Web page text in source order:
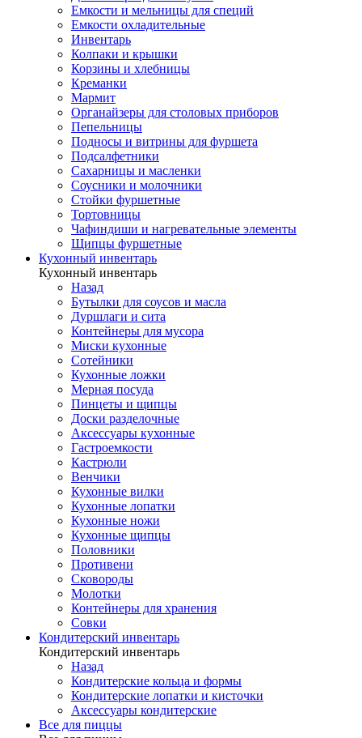
Емкости и мельницы для специй
Емкости охладительные
Инвентарь
Колпаки и крышки
Корзины и хлебницы
Креманки
Мармит
Органайзеры для столовых приборов
Пепельницы
Подносы и витрины для фуршета
Подсалфетники
Сахарницы и масленки
Соусники и молочники
Стойки фуршетные
Тортовницы
Чафиндиши и нагревательные элементы
Щипцы фуршетные
Кухонный инвентарь
Кухонный инвентарь
Назад
Бутылки для соусов и масла
Дуршлаги и сита
Контейнеры для мусора
Миски кухонные
Сотейники
Кухонные ложки
Мерная посуда
Пинцеты и щипцы
Доски разделочные
Аксессуары кухонные
Гастроемкости
Кастрюли
Венчики
Кухонные вилки
Кухонные лопатки
Кухонные ножи
Кухонные щипцы
Половники
Противени
Сковороды
Молотки
Контейнеры для хранения
Совки
Кондитерский инвентарь
Кондитерский инвентарь
Назад
Кондитерские кольца и формы
Кондитерские лопатки и кисточки
Аксессуары кондитерские
Все для пиццы